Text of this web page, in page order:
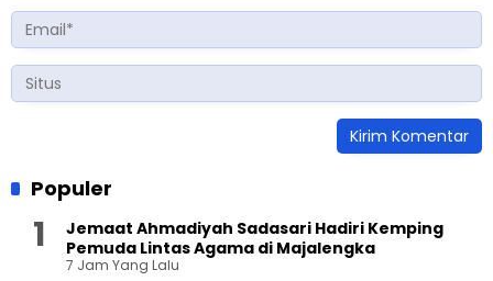
Populer
Jemaat Ahmadiyah Sadasari Hadiri Kemping
Pemuda Lintas Agama di Majalengka
7 Jam Yang Lalu